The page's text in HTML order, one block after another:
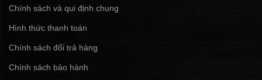
Chính sách và qui định chung
Hình thức thanh toán
Chính sách đổi trả hàng
Chính sách bảo hành